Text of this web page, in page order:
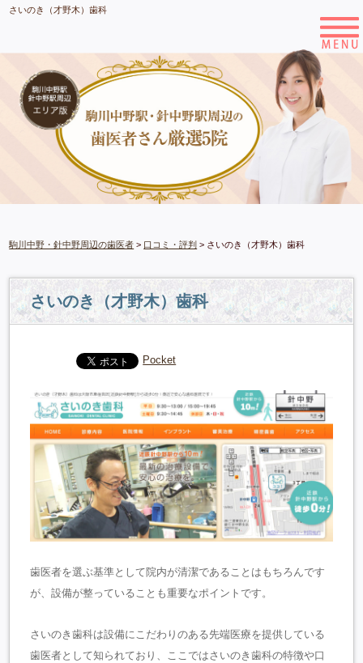
さいのき（才野木）歯科
駒川中野・針中野周辺の歯医者 > 口コミ・評判 > さいのき（才野木）歯科
さいのき（才野木）歯科
Pocket
歯医者を選ぶ基準として院内が清潔であることはもちろんです
が、設備が整っていることも重要なポイントです。
さいのき歯科は設備にこだわりのある先端医療を提供している
歯医者として知られており、ここではさいのき歯科の特徴や口